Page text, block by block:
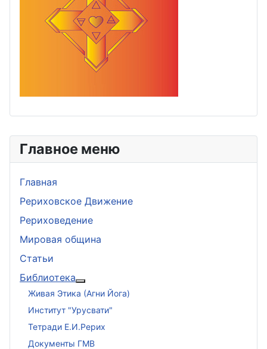
Главное меню
Главная
Рериховское Движение
Рериховедение
Мировая община
Статьи
Библиотека
Подробнее: Библиотека
Живая Этика (Агни Йога)
Институт "Урусвати"
Тетради Е.И.Рерих
Документы ГМВ